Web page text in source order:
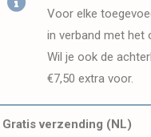
Voor elke
in verband met het
Wil je ook de
€7,50 extra voor.
Gratis verzending (NL)